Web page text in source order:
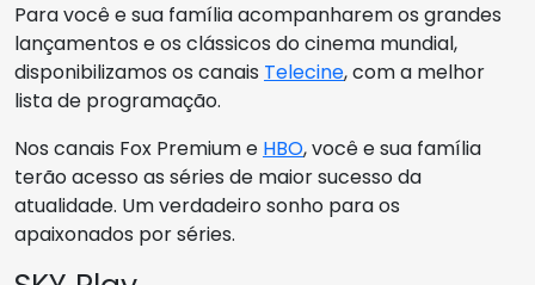
Para você e sua família acompanharem os grandes
lançamentos e os clássicos do cinema mundial,
disponibilizamos os canais Telecine, com a melhor
lista de programação.
Nos canais Fox Premium e HBO, você e sua família
terão acesso as séries de maior sucesso da
atualidade. Um verdadeiro sonho para os
apaixonados por séries.